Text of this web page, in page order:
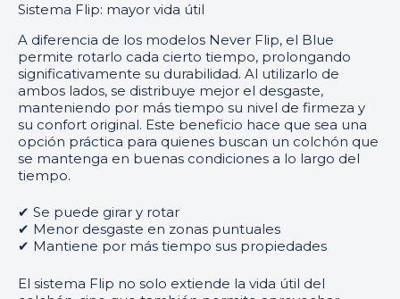
Sistema Flip: mayor vida útil
A diferencia de los modelos Never Flip, el Blue
permite rotarlo cada cierto tiempo, prolongando
significativamente su durabilidad. Al utilizarlo de
ambos lados, se distribuye mejor el desgaste,
manteniendo por más tiempo su nivel de firmeza y
su confort original. Este beneficio hace que sea una
opción práctica para quienes buscan un colchón que
se mantenga en buenas condiciones a lo largo del
tiempo.
✔ Se puede girar y rotar
✔ Menor desgaste en zonas puntuales
✔ Mantiene por más tiempo sus propiedades
El sistema Flip no solo extiende la vida útil del